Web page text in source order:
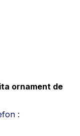
ornament de
: